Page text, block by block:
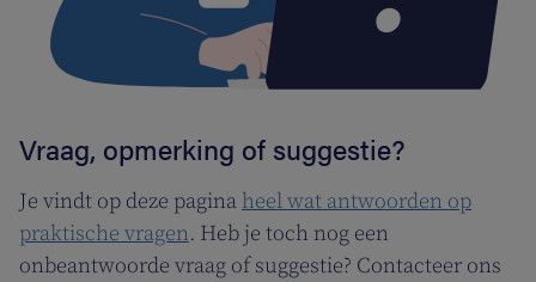
Vraag, opmerking of suggestie?
Je vindt op deze pagina heel wat antwoorden op
praktische vragen. Heb je toch nog een
onbeantwoorde vraag of suggestie? Contacteer ons